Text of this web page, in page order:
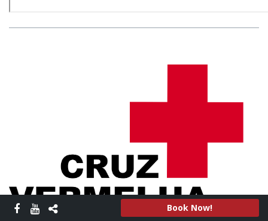
Book Now!